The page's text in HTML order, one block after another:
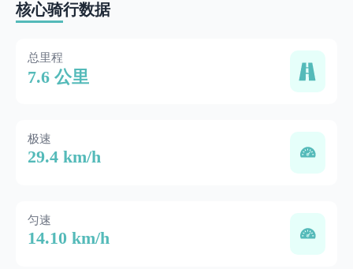
核心骑行数据
总里程
7.6 公里
极速
29.4 km/h
匀速
14.10 km/h